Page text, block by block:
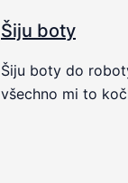
Šiju boty
Šiju boty do
všechno mi to